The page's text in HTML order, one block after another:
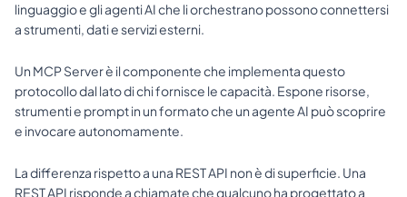
linguaggio e gli agenti AI che li orchestrano possono connettersi
a strumenti, dati e servizi esterni.
Un MCP Server è il componente che implementa questo
protocollo dal lato di chi fornisce le capacità. Espone risorse,
strumenti e prompt in un formato che un agente AI può scoprire
e invocare autonomamente.
La differenza rispetto a una REST API non è di superficie. Una
REST API risponde a chiamate che qualcuno ha progettato a